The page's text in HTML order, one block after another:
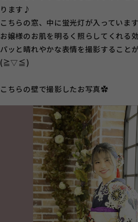
ります♪
こちらの窓、中に蛍光灯が入っていま
お嬢様のお肌を明るく照らしてくれる効
パッと晴れやかな表情を撮影すること
(≧▽≦)
こちらの壁で撮影したお写真✿